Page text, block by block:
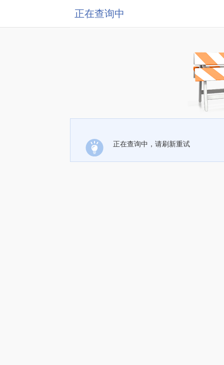
正在查询中
正在查询中，请刷新重试